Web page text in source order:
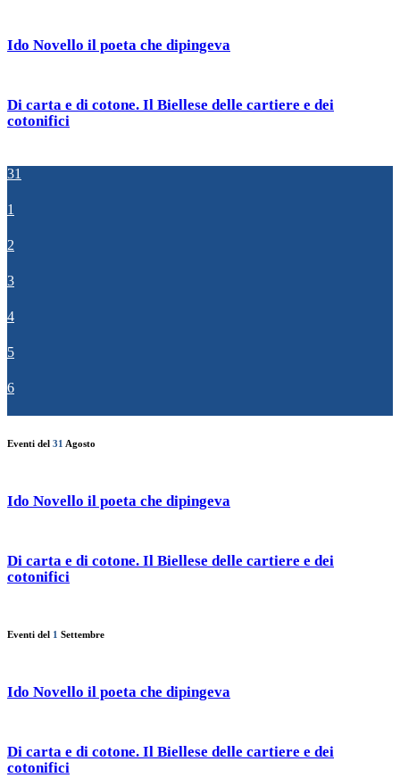
Ido Novello il poeta che dipingeva
Di carta e di cotone. Il Biellese delle cartiere e dei
cotonifici
31
1
2
3
4
5
6
Eventi del 31 Agosto
Ido Novello il poeta che dipingeva
Di carta e di cotone. Il Biellese delle cartiere e dei
cotonifici
Eventi del 1 Settembre
Ido Novello il poeta che dipingeva
Di carta e di cotone. Il Biellese delle cartiere e dei
cotonifici